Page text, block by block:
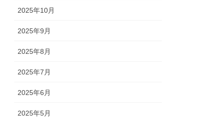
2025年10月
2025年9月
2025年8月
2025年7月
2025年6月
2025年5月